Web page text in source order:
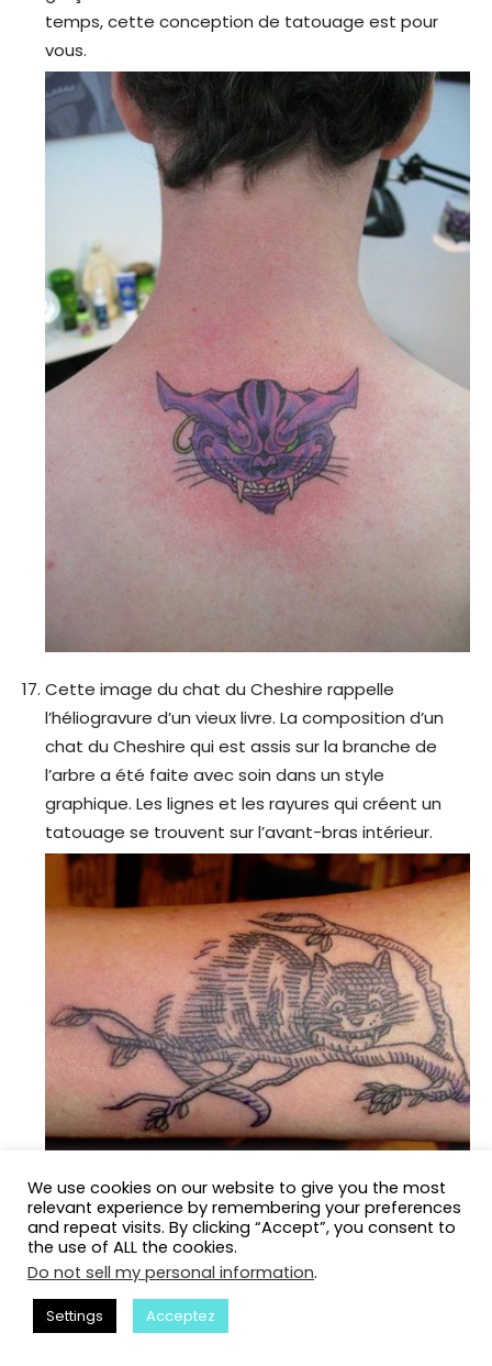
temps, cette conception de tatouage est pour
vous.
Cette image du chat du Cheshire rappelle
l’héliogravure d’un vieux livre. La composition d’un
chat du Cheshire qui est assis sur la branche de
l’arbre a été faite avec soin dans un style
graphique. Les lignes et les rayures qui créent un
tatouage se trouvent sur l’avant-bras intérieur.
La culture japonaise était fermée aux étrangers
depuis longtemps. Ce n’est que maintenant que
nous avons l’occasion de combler les lacunes dans
notre connaissance de cette culture. Cela ne vous
surprendra pas si je vous dis que les Japonais
We use cookies on our website to give you the most
relevant experience by remembering your preferences
and repeat visits. By clicking “Accept”, you consent to
the use of ALL the cookies.
Do not sell my personal information.
Settings Acceptez